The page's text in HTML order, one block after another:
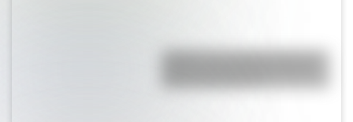
¿Sabías que Argentina tuvo la
alta de Sudamérica?